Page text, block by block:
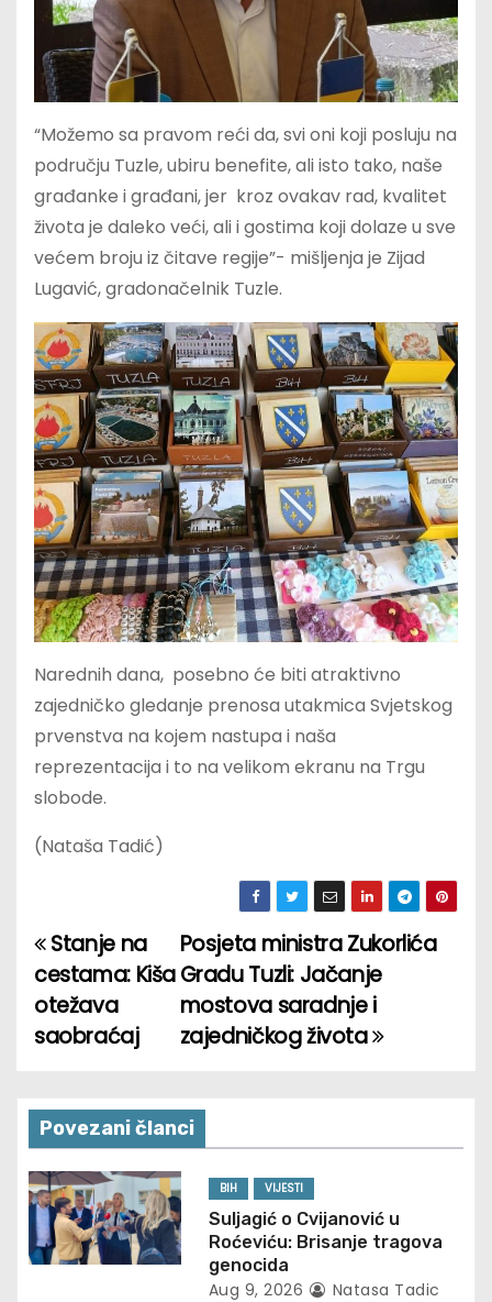
“Možemo sa pravom reći da, svi oni koji posluju na
području Tuzle, ubiru benefite, ali isto tako, naše
građanke i građani, jer kroz ovakav rad, kvalitet
života je daleko veći, ali i gostima koji dolaze u sve
većem broju iz čitave regije”- mišljenja je Zijad
Lugavić, gradonačelnik Tuzle.
Narednih dana, posebno će biti atraktivno
zajedničko gledanje prenosa utakmica Svjetskog
prvenstva na kojem nastupa i naša
reprezentacija i to na velikom ekranu na Trgu
slobode.
(Nataša Tadić)
P
o
s
n
a
v
i
Posjeta ministra Zukorlića
Gradu Tuzli: Jačanje
mostova saradnje i
zajedničkog života
Stanje na
cestama: Kiša
otežava
saobraćaj
Povezani članci
BIH VIJESTI
Suljagić o Cvijanović u
Roćeviću: Brisanje tragova
genocida
Aug 9, 2026 Natasa Tadic